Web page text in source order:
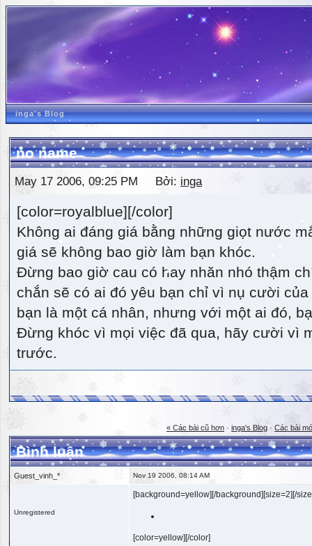
inga's Blog
no name
May 17 2006, 09:25 PM Bởi: inga
[color=royalblue][/color]
Không ai đáng giá bằng những giọt nước
giá sẽ không bao giờ làm bạn khóc.
Đừng bao giờ cau có hay nhăn nhó thậm
chắn sẽ có ai đó yêu bạn chỉ vì nụ cười
bạn là một cá nhân, nhưng với một ai đó,
Đừng khóc vì mọi việc đã qua, hãy cười vì
trước.
« Các bài cũ hơn · inga's Blog · Các bài
Bình luận
Guest_vinh_* Nov 19 2006, 08:14 AM
Unregistered
[background=yellow][/background][size=2][/
[color=yellow][/color]